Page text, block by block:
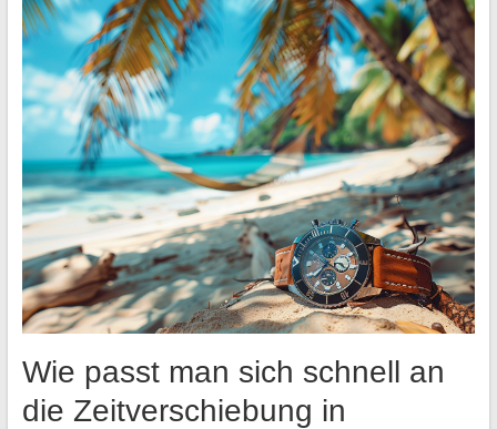
Wie passt man sich schnell an
die Zeitverschiebung in